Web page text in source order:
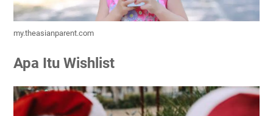
my.theasianparent.com
Apa Itu Wishlist